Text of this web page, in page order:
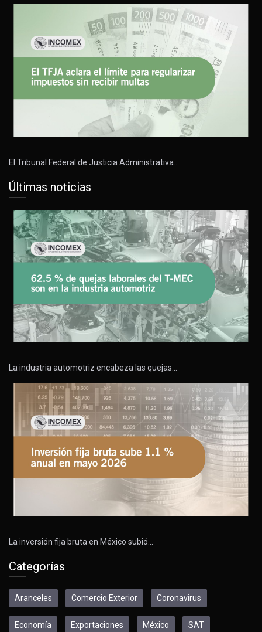
El Tribunal Federal de Justicia Administrativa…
Últimas noticias
La industria automotriz encabeza las quejas…
La inversión fija bruta en México subió…
Categorías
Aranceles Comercio Exterior Coronavirus
Economía Exportaciones México SAT